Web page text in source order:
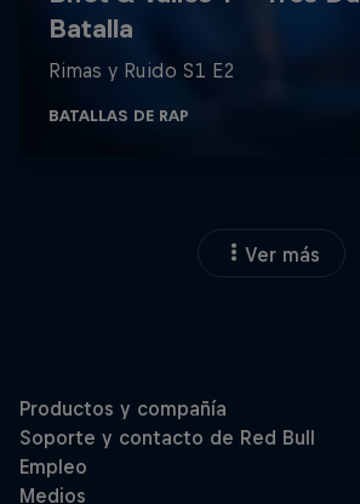
Ver más